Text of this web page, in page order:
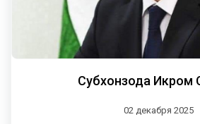
Субхонзода Икром
02 декабря 2025